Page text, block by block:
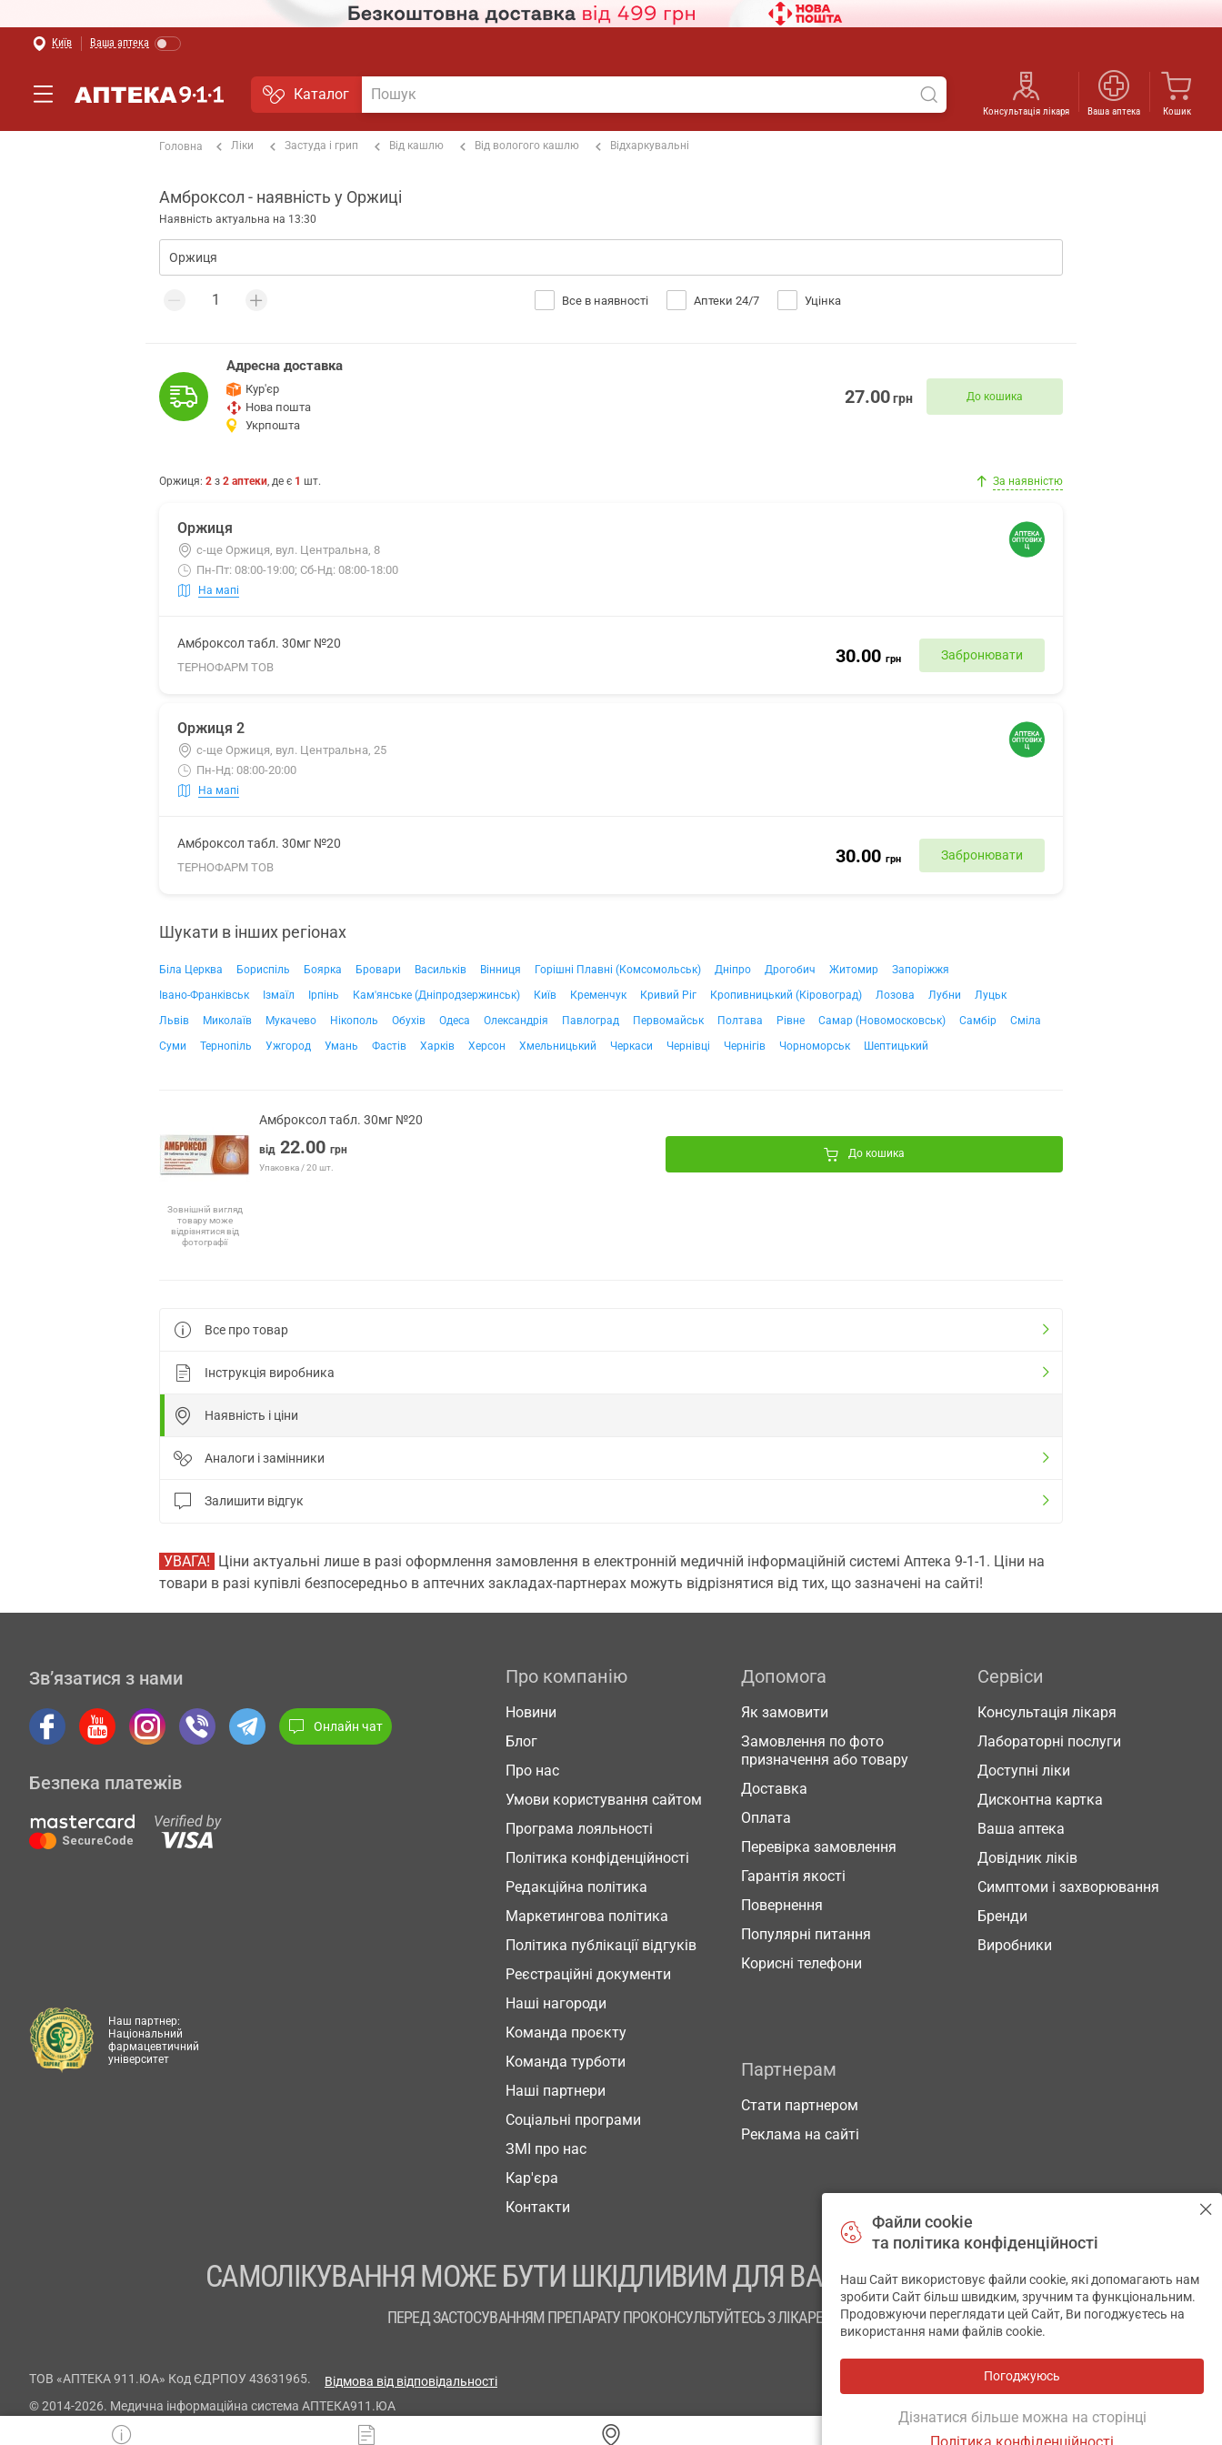
Київ Ваша аптека
Каталог
Консультація лікаря Ваша аптека Кошик
Головна Ліки Застуда і грип Від кашлю Від вологого кашлю Відхаркувальні
Амброксол - наявність у Оржиці
Наявність актуальна на 13:30
Все в наявності Аптеки 24/7 Уцінка
Адресна доставка
Кур'єр
Нова пошта
Укрпошта
27.00грн До кошика
Оржиця: 2 з 2 аптеки, де є 1 шт. За наявністю
Оржиця
с-ще Оржиця, вул. Центральна, 8
Пн-Пт: 08:00-19:00; Сб-Нд: 08:00-18:00
На мапі
Амброксол табл. 30мг №20
ТЕРНОФАРМ ТОВ
30.00 грн Забронювати
Оржиця 2
с-ще Оржиця, вул. Центральна, 25
Пн-Нд: 08:00-20:00
На мапі
Амброксол табл. 30мг №20
ТЕРНОФАРМ ТОВ
30.00 грн Забронювати
Шукати в інших регіонах
Біла Церква Бориспіль Боярка Бровари Васильків Вінниця Горішні Плавні (Комсомольськ) Дніпро Дрогобич Житомир
Запоріжжя
Івано-Франківськ
Ізмаїл Ірпінь Кам'янське (Дніпродзержинськ) Київ Кременчук Кривий Ріг Кропивницький (Кіровоград) Лозова Лубни
Луцьк
Львів
Миколаїв Мукачево Нікополь Обухів Одеса Олександрія Павлоград Первомайськ Полтава Рівне Самар (Новомосковськ) Самбір
Сміла
Суми
Тернопіль Ужгород Умань Фастів Харків Херсон Хмельницький Черкаси Чернівці Чернігів Чорноморськ Шептицький
Зовнішній вигляд
товару може
відрізнятися від
фотографії
Амброксол табл. 30мг №20
від 22.00 грн
Упаковка / 20 шт.
До кошика
Все про товар
Інструкція виробника
Наявність і ціни
Аналоги і замінники
Залишити відгук
УВАГА! Ціни актуальні лише в разі оформлення замовлення в електронній медичній інформаційній системі Аптека 9-1-1. Ціни на
товари в разі купівлі безпосередньо в аптечних закладах-партнерах можуть відрізнятися від тих, що зазначені на сайті!
Зв’язатися з нами
Онлайн чат
Безпека платежів
Про компанію
Новини
Блог
Про нас
Умови користування сайтом
Програма лояльності
Політика конфіденційності
Редакційна політика
Маркетингова політика
Політика публікації відгуків
Реєстраційні документи
Наші нагороди
Команда проєкту
Команда турботи
Наші партнери
Соціальні програми
ЗМІ про нас
Кар'єра
Контакти
Допомога
Як замовити
Замовлення по фото
призначення або товару
Доставка
Оплата
Перевірка замовлення
Гарантія якості
Повернення
Популярні питання
Корисні телефони
Сервіси
Консультація лікаря
Лабораторні послуги
Доступні ліки
Дисконтна картка
Ваша аптека
Довідник ліків
Симптоми і захворювання
Бренди
Виробники
Партнерам
Стати партнером
Реклама на сайті
Наш партнер:
Національний
фармацевтичний
університет
САМОЛІКУВАННЯ МОЖЕ БУТИ ШКІДЛИВИМ ДЛЯ ВАШОГО ЗДОРОВ’Я
ПЕРЕД ЗАСТОСУВАННЯМ ПРЕПАРАТУ ПРОКОНСУЛЬТУЙТЕСЬ З ЛІКАРЕМ
ТОВ «АПТЕКА 911.ЮА» Код ЄДРПОУ 43631965.
Відмова від відповідальності
© 2014-2026. Медична інформаційна система АПТЕКА911.ЮА
Файли cookie
та політика конфіденційності
Наш Сайт використовує файли cookie, які допомагають нам
зробити Сайт більш швидким, зручним та функціональним.
Продовжуючи переглядати цей Сайт, Ви погоджуєтесь на
використання нами файлів cookie.
Погоджуюсь
Дізнатися більше можна на сторінці
✕